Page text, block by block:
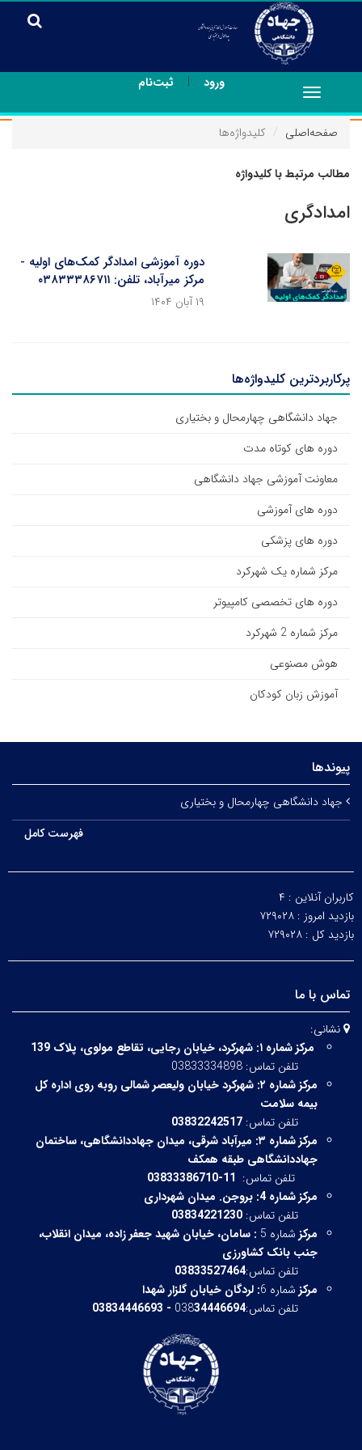
ورود | ثبت‌نام
Toggle
navigation
صفحه‌اصلی
کلیدواژه‌ها
مطالب مرتبط با کلیدواژه
امدادگری
دوره آموزشی امدادگر کمک‌های اولیه -
مرکز میرآباد، تلفن: ۰۳۸۳۳۳۸۶۷۱۱
۱۹ آبان ۱۴۰۴
پرکاربردترین کلیدواژه‌ها
جهاد دانشگاهی چهارمحال و بختیاری
دوره های کوتاه مدت
معاونت آموزشی جهاد دانشگاهی
دوره های آموزشی
دوره های پزشکی
مرکز شماره یک شهرکرد
دوره های تخصصی کامپیوتر
مرکز شماره 2 شهرکرد
هوش مصنوعی
آموزش زبان کودکان
پیوندها
جهاد دانشگاهی چهارمحال و بختیاری
فهرست کامل
کاربران آنلاین : ۴
بازدید امروز : ۷۲۹۰۲۸
بازدید کل : ۷۲۹۰۲۸
تماس با ما
نشانی:
مرکز شماره ۱:
شهرکرد، خیابان رجایی، تقاطع مولوی، پلاک 139
تلفن تماس: 03833334898
مرکز شماره ۲:
شهرکرد خیابان ولیعصر شمالی روبه روی اداره کل
بیمه سلامت
تلفن تماس: 03832242517
مرکز شماره ۳:
میرآباد شرقی، میدان جهاددانشگاهی، ساختمان
جهاددانشگاهی طبقه همکف
تلفن تماس:
مرکز شماره 4: بروجن. میدان شهرداری
تلفن تماس: 03834221230
مرکز شماره 5 : سامان، خیابان شهید جعفر زاده، میدان انقلاب،
جنب بانک کشاورزی
تلفن تماس:03833527464
مرکز شماره 6 : لردگان خیابان گلزار شهدا
تلفن تماس:03834446694 - 03834446693